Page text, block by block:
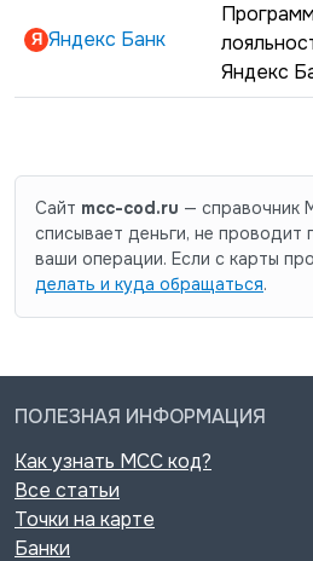
Яндекс Банк
Яндекс
Сайт mcc-cod.ru — справочник
списывает деньги, не проводит
ваши операции. Если с карты
делать и куда обращаться.
ПОЛЕЗНАЯ ИНФОРМАЦИЯ
Как узнать MCC код?
Все статьи
Точки на карте
Банки